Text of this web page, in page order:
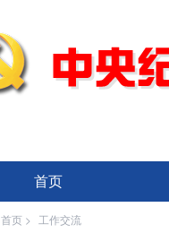
首页
首页 > 工作交流